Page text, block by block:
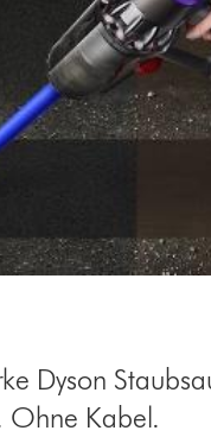
Dyson
Ohne Kabel.